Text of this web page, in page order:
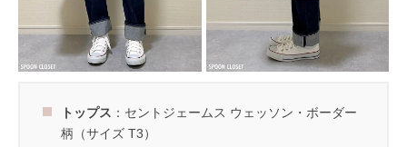
トップス ：セントジェームス ウェッソン・ボーダー
柄（サイズ T3）